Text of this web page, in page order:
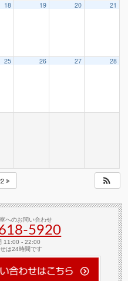
18 19 20 21
25 26 27 28
へのお問い合わせ
11:00 - 22:00
は24時間です